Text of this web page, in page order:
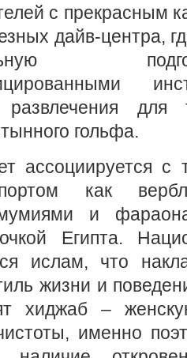
с прекрасным
дайв-центра,
для
гольфа.
ассоциируется с
как
и
Египта.
ислам, что
жизни и
хиджаб –
именно